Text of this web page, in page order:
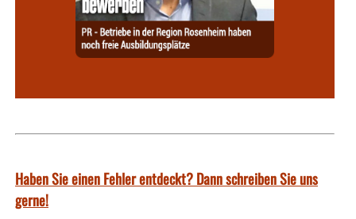
Haben Sie einen Fehler entdeckt? Dann schreiben Sie uns
gerne!